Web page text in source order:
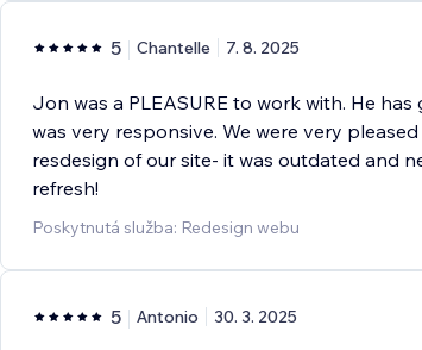
5 Chantelle 7. 8. 2025
Jon was a PLEASURE to work with. He has
was very responsive. We were very
resdesign of our site- it was outdated and
refresh!
Poskytnutá služba: Redesign webu
5 Antonio 30. 3. 2025